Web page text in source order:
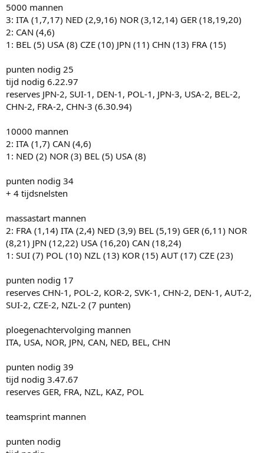
5000 mannen
3: ITA (1,7,17) NED (2,9,16) NOR (3,12,14) GER (18,19,20)
2: CAN (4,6)
1: BEL (5) USA (8) CZE (10) JPN (11) CHN (13) FRA (15)
punten nodig 25
tijd nodig 6.22.97
reserves JPN-2, SUI-1, DEN-1, POL-1, JPN-3, USA-2, BEL-2,
CHN-2, FRA-2, CHN-3 (6.30.94)
10000 mannen
2: ITA (1,7) CAN (4,6)
1: NED (2) NOR (3) BEL (5) USA (8)
punten nodig 34
+ 4 tijdsnelsten
massastart mannen
2: FRA (1,14) ITA (2,4) NED (3,9) BEL (5,19) GER (6,11) NOR
(8,21) JPN (12,22) USA (16,20) CAN (18,24)
1: SUI (7) POL (10) NZL (13) KOR (15) AUT (17) CZE (23)
punten nodig 17
reserves CHN-1, POL-2, KOR-2, SVK-1, CHN-2, DEN-1, AUT-2,
SUI-2, CZE-2, NZL-2 (7 punten)
ploegenachtervolging mannen
ITA, USA, NOR, JPN, CAN, NED, BEL, CHN
punten nodig 39
tijd nodig 3.47.67
reserves GER, FRA, NZL, KAZ, POL
teamsprint mannen
punten nodig